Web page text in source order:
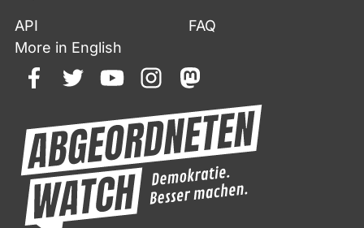
API
FAQ
More in English
facebooktwitteryoutubeinstagrammastodon